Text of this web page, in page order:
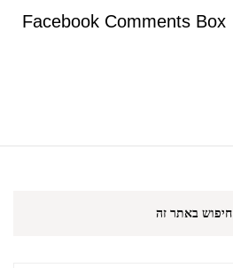
Facebook Comments Box
חיפוש באתר זה